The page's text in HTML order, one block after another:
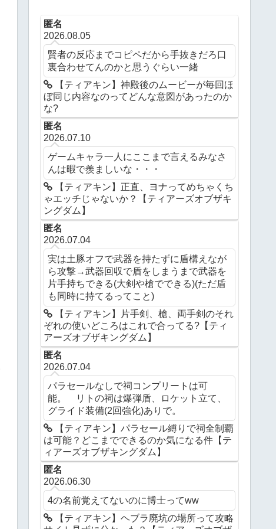
匿名
2026.08.05
賢者の反応までコピペだから手抜きだろ口
裏合わせてんのかと思うぐらい一緒
【ティアキン】神殿後のムービーが毎回ほ
ぼ同じ内容なのってどんな意図があったのか
な?
匿名
2026.07.10
ゲームキャラ一人にここまで言えるみなさ
んは暇で羨ましいな・・・
【ティアキン】正直、ヨナってめちゃくち
ゃエッチじゃないか？【ティアーズオブザキ
ングダム】
匿名
2026.07.04
実は土豚オフで武器を持たずに盾構えなが
ら攻撃→武器回収で盾をしまうまで武器を
片手持ちできる(大剣や槍でできる)(ただ盾
も同時に持てるってこと)
【ティアキン】片手剣、槍、両手剣のそれ
ぞれの使いどころはこれで合ってる?【ティ
アーズオブザキングダム】
匿名
2026.07.04
パラセールなしで祠コンプリートは可
能。 リトの祠は爆弾盾、ロケット立て、
グライド装備(2回強化)ありで。
【ティアキン】パラセール縛りで祠全制覇
は可能？どこまでできるのか気になる件【テ
ィアーズオブザキングダム】
匿名
2026.06.30
4の名前覚えてないのに博士ってww
【ティアキン】ヘブラ廃坑の場所って攻略